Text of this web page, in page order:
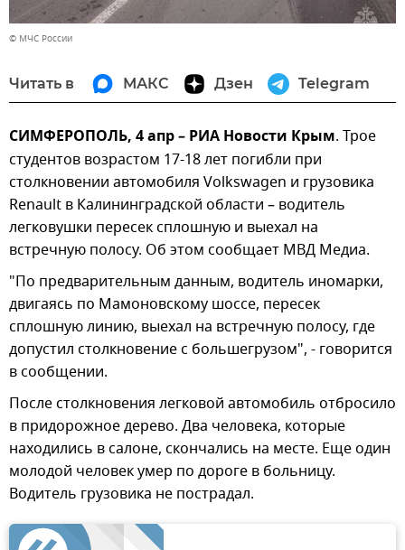
© МЧС России
Читать в МАКС Дзен Telegram
СИМФЕРОПОЛЬ, 4 апр – РИА Новости Крым. Трое
студентов возрастом 17-18 лет погибли при
столкновении автомобиля Volkswagen и грузовика
Renault в Калининградской области – водитель
легковушки пересек сплошную и выехал на
встречную полосу. Об этом сообщает МВД Медиа.
"По предварительным данным, водитель иномарки,
двигаясь по Мамоновскому шоссе, пересек
сплошную линию, выехал на встречную полосу, где
допустил столкновение с большегрузом", - говорится
в сообщении.
После столкновения легковой автомобиль отбросило
в придорожное дерево. Два человека, которые
находились в салоне, скончались на месте. Еще один
молодой человек умер по дороге в больницу.
Водитель грузовика не пострадал.